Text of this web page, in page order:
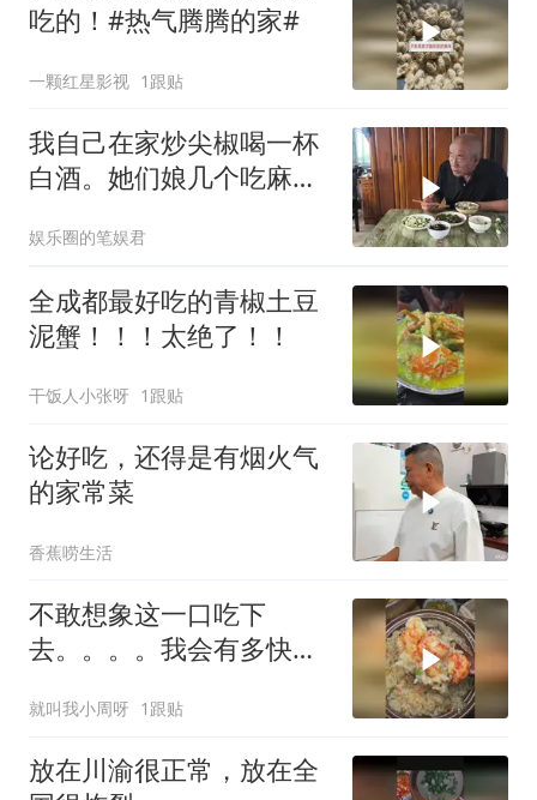
吃的！#热气腾腾的家#
一颗红星影视 1跟贴
我自己在家炒尖椒喝一杯
白酒。她们娘几个吃麻辣
娱乐圈的笔娱君
全成都最好吃的青椒土豆
泥蟹！！！太绝了！！
干饭人小张呀 1跟贴
论好吃，还得是有烟火气
的家常菜
香蕉唠生活
不敢想象这一口吃下
去。。。。我会有多快
就叫我小周呀 1跟贴
放在川渝很正常，放在全